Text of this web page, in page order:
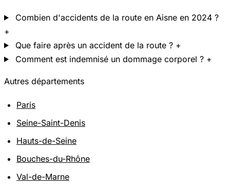
Combien d'accidents de la route en Aisne en 2024 ?
+
Que faire après un accident de la route ? +
Comment est indemnisé un dommage corporel ? +
Autres départements
Paris
Seine-Saint-Denis
Hauts-de-Seine
Bouches-du-Rhône
Val-de-Marne